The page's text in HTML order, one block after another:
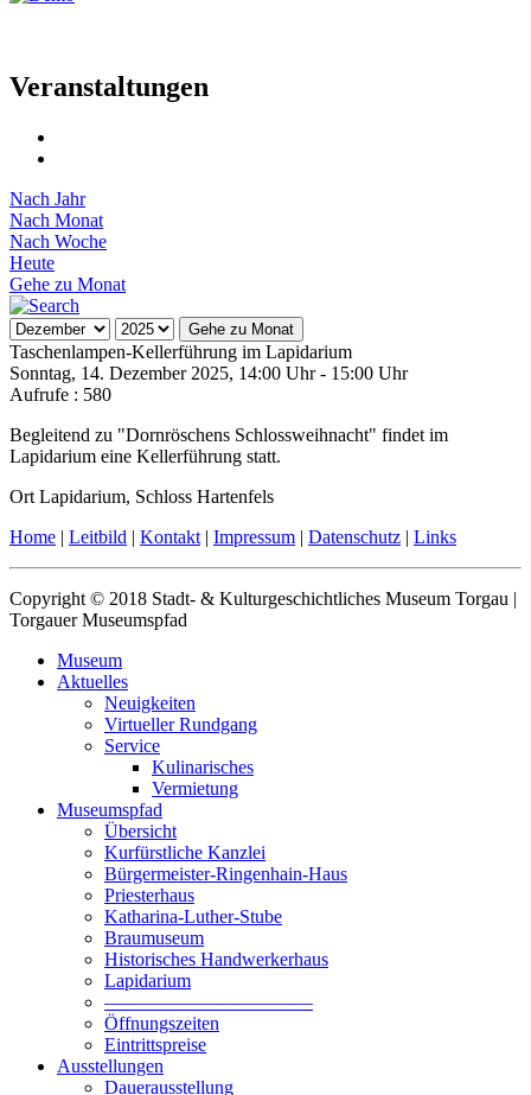
Veranstaltungen
Nach Jahr
Nach Monat
Nach Woche
Heute
Gehe zu Monat
Gehe zu Monat
Taschenlampen-Kellerführung im Lapidarium
Sonntag, 14. Dezember 2025, 14:00 Uhr - 15:00 Uhr
Aufrufe : 580
Begleitend zu "Dornröschens Schlossweihnacht" findet im
Lapidarium eine Kellerführung statt.
Ort Lapidarium, Schloss Hartenfels
Home | Leitbild | Kontakt | Impressum | Datenschutz | Links
Copyright © 2018 Stadt- & Kulturgeschichtliches Museum Torgau |
Torgauer Museumspfad
Museum
Aktuelles
Neuigkeiten
Virtueller Rundgang
Service
Kulinarisches
Vermietung
Museumspfad
Übersicht
Kurfürstliche Kanzlei
Bürgermeister-Ringenhain-Haus
Priesterhaus
Katharina-Luther-Stube
Braumuseum
Historisches Handwerkerhaus
Lapidarium
––––––––––––––––––––––
Öffnungszeiten
Eintrittspreise
Ausstellungen
Dauerausstellung